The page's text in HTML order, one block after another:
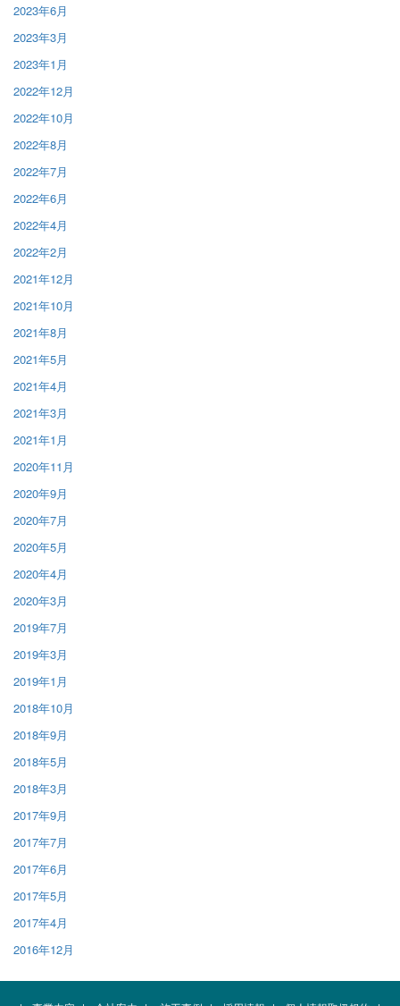
2023年6月
2023年3月
2023年1月
2022年12月
2022年10月
2022年8月
2022年7月
2022年6月
2022年4月
2022年2月
2021年12月
2021年10月
2021年8月
2021年5月
2021年4月
2021年3月
2021年1月
2020年11月
2020年9月
2020年7月
2020年5月
2020年4月
2020年3月
2019年7月
2019年3月
2019年1月
2018年10月
2018年9月
2018年5月
2018年3月
2017年9月
2017年7月
2017年6月
2017年5月
2017年4月
2016年12月